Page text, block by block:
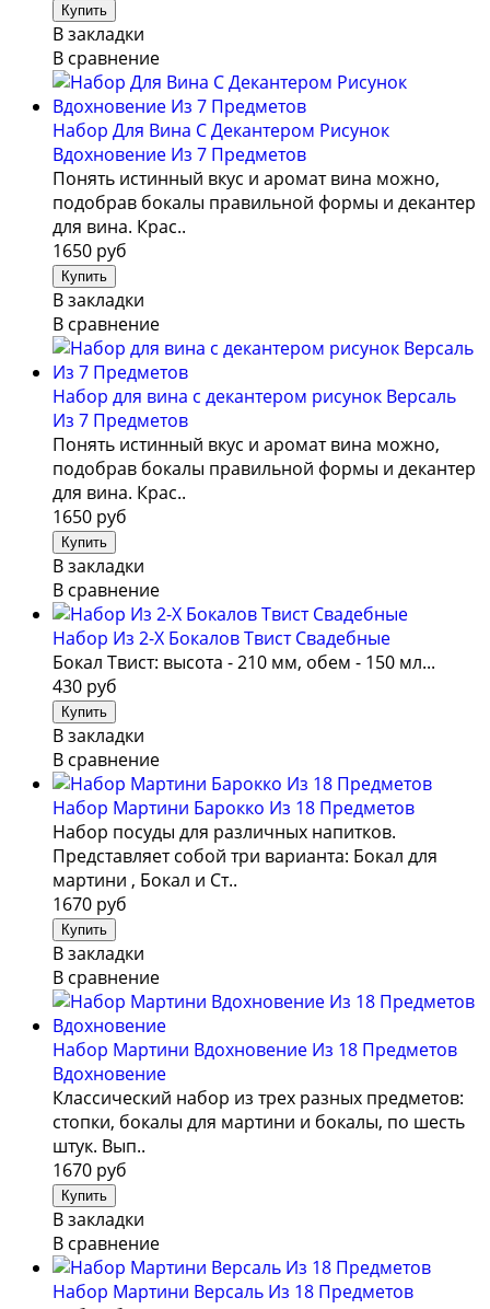
В закладки
В сравнение
Набор Для Вина С Декантером Рисунок
Вдохновение Из 7 Предметов
Понять истинный вкус и аромат вина можно,
подобрав бокалы правильной формы и декантер
для вина. Крас..
1650 руб
В закладки
В сравнение
Набор для вина с декантером рисунок Версаль
Из 7 Предметов
Понять истинный вкус и аромат вина можно,
подобрав бокалы правильной формы и декантер
для вина. Крас..
1650 руб
В закладки
В сравнение
Набор Из 2-Х Бокалов Твист Свадебные
Бокал Твист: высота - 210 мм, обем - 150 мл...
430 руб
В закладки
В сравнение
Набор Мартини Барокко Из 18 Предметов
Набор посуды для различных напитков.
Представляет собой три варианта: Бокал для
мартини , Бокал и Ст..
1670 руб
В закладки
В сравнение
Набор Мартини Вдохновение Из 18 Предметов
Вдохновение
Классический набор из трех разных предметов:
стопки, бокалы для мартини и бокалы, по шесть
штук. Вып..
1670 руб
В закладки
В сравнение
Набор Мартини Версаль Из 18 Предметов